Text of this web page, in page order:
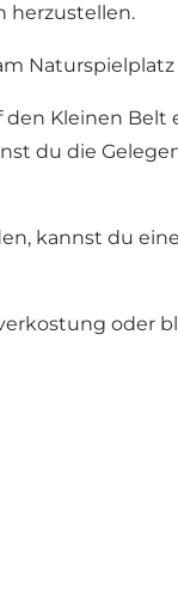
herzustellen.
Kleinen Belt
du die
kannst du
oder